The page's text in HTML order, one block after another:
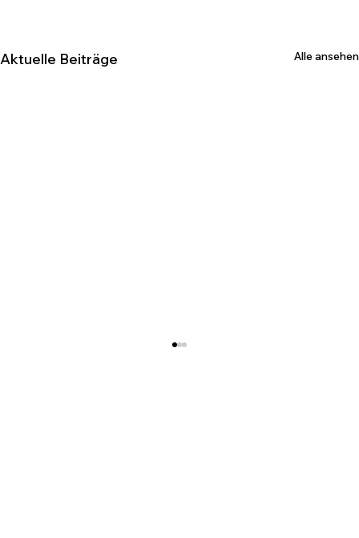
Aktuelle Beiträge Alle ansehen